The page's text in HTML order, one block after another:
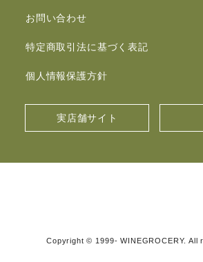
お問い合わせ
特定商取引法に基づく表記
個人情報保護方針
実店舗サイト
Copyright © 1999- WINEGROCERY. All